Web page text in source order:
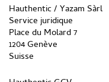
Hauthentic / Yazam Sàrl
Service juridique
Place du Molard 7
1204 Genève
Suisse